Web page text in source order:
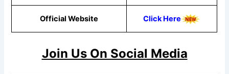
Official Website Click Here
Join Us On Social Media